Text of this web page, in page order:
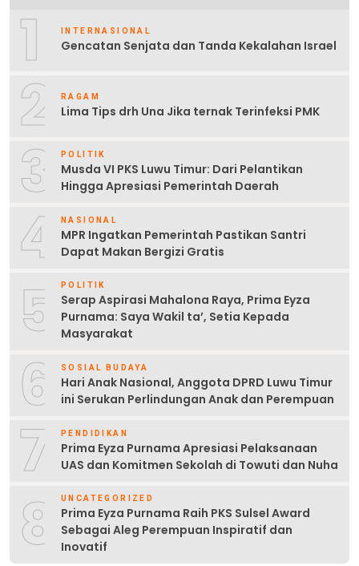
1 INTERNASIONAL
Gencatan Senjata dan Tanda Kekalahan Israel
2 RAGAM
Lima Tips drh Una Jika ternak Terinfeksi PMK
3 POLITIK
Musda VI PKS Luwu Timur: Dari Pelantikan
Hingga Apresiasi Pemerintah Daerah
4 NASIONAL
MPR Ingatkan Pemerintah Pastikan Santri
Dapat Makan Bergizi Gratis
5 POLITIK
Serap Aspirasi Mahalona Raya, Prima Eyza
Purnama: Saya Wakil ta’, Setia Kepada
Masyarakat
6 SOSIAL BUDAYA
Hari Anak Nasional, Anggota DPRD Luwu Timur
ini Serukan Perlindungan Anak dan Perempuan
7 PENDIDIKAN
Prima Eyza Purnama Apresiasi Pelaksanaan
UAS dan Komitmen Sekolah di Towuti dan Nuha
8 UNCATEGORIZED
Prima Eyza Purnama Raih PKS Sulsel Award
Sebagai Aleg Perempuan Inspiratif dan
Inovatif